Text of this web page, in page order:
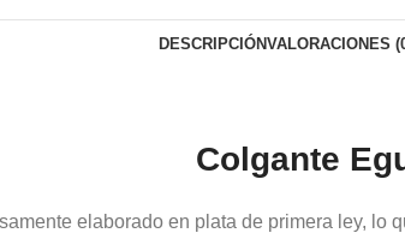
DESCRIPCIÓNVALORACIONES
Colgante
elaborado en plata de primera ley, lo